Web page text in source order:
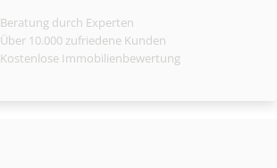
Beratung durch Experten
Über 10.000 zufriedene Kunden
Kostenlose Immobilienbewertung